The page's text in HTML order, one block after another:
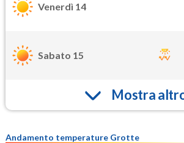
Venerdì 14
Sabato 15
Mostra
Andamento temperature Grotte